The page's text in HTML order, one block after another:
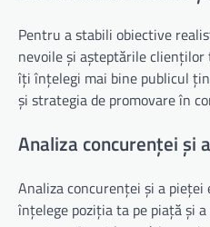
Pentru a stabili obiective
nevoile și așteptările
îți înțelegi mai bine publicul
și strategia de promovare în
Analiza concurenței și
Analiza concurenței și a
înțelege poziția ta pe piață și